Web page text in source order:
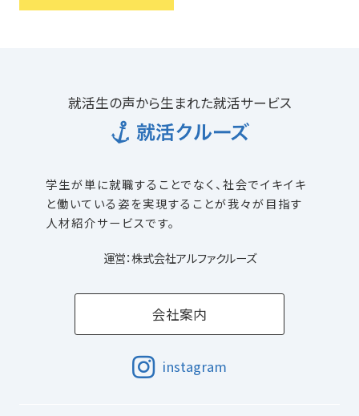
就活生の声から生まれた就活サービス
学生が単に就職することでなく、社会でイキイキ
と働いている姿を実現することが我々が目指す
人材紹介サービスです。
運営：株式会社アルファクルーズ
会社案内
instagram